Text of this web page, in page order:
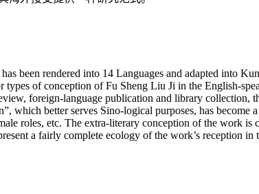
been rendered into 14 Languages and adapted into
of conception of Fu Sheng Liu Ji in the English-
foreign-language publication and library collection,
which better serves Sino-logical purposes, has become
roles, etc. The extra-literary conception of the work is
a fairly complete ecology of the work’s reception